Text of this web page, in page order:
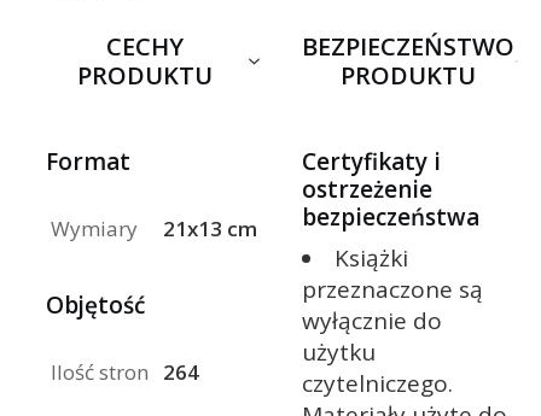
CECHY
PRODUKTU
Format
Wymiary 21x13 cm
Objętość
Ilość stron 264
BEZPIECZEŃSTWO
PRODUKTU
Certyfikaty i
ostrzeżenie
bezpieczeństwa
Książki
przeznaczone są
wyłącznie do
użytku
czytelniczego.